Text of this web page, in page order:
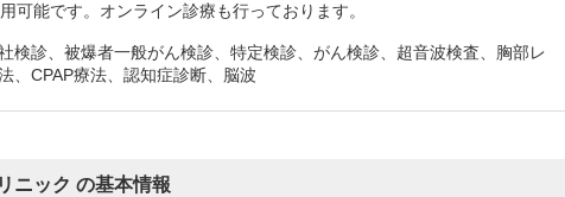
可能です。オンライン診療も行っております。
検診、被爆者一般がん検診、特定検診、がん検診、超音波検査、胸部レ
、CPAP療法、認知症診断、脳波
ニック の基本情報